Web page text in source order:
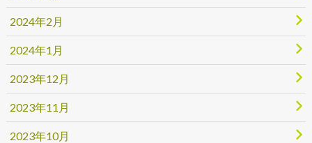
2024年2月
2024年1月
2023年12月
2023年11月
2023年10月